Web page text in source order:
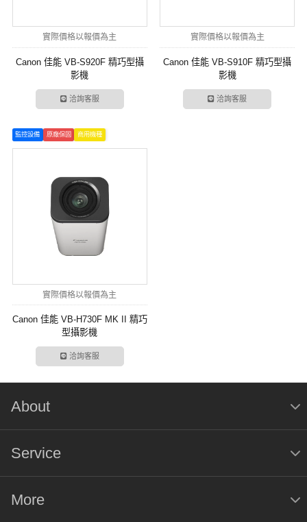
實際價格以報價為主
Canon 佳能 VB-S920F 精巧型攝
影機
洽詢客服
實際價格以報價為主
Canon 佳能 VB-S910F 精巧型攝
影機
洽詢客服
監控設備 原廠保固 商用機種
實際價格以報價為主
Canon 佳能 VB-H730F MK II 精巧
型攝影機
洽詢客服
About
Service
More